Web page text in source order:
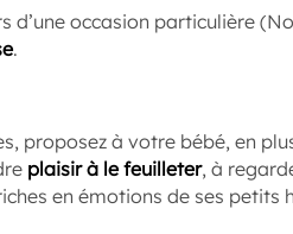
occasion particulière
.
proposez à votre bébé, en
plaisir à le feuilleter, à
en émotions de ses petits